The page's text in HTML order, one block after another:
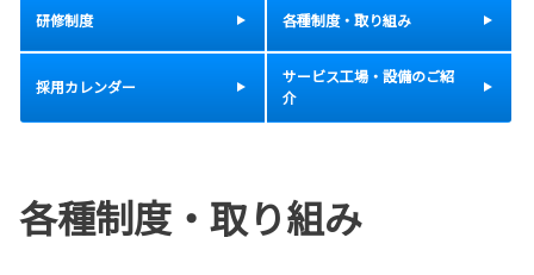
研修制度 各種制度・取り組み
採用カレンダー
サービス工場・設備のご紹
介
各種制度・取り組み